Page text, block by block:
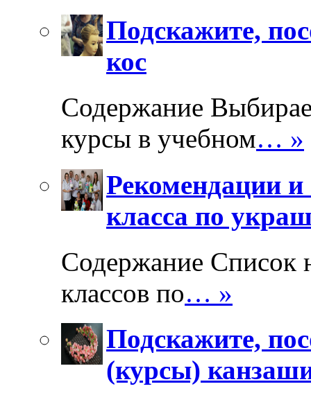
Подскажите,
кос
Содержание
курсы в учебном… »
Рекомендации
класса по
Содержание Список
классов по… »
Подскажите,
(курсы)